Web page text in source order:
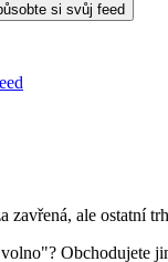
si svůj feed
zavřená, ale ostatní
Obchodujete